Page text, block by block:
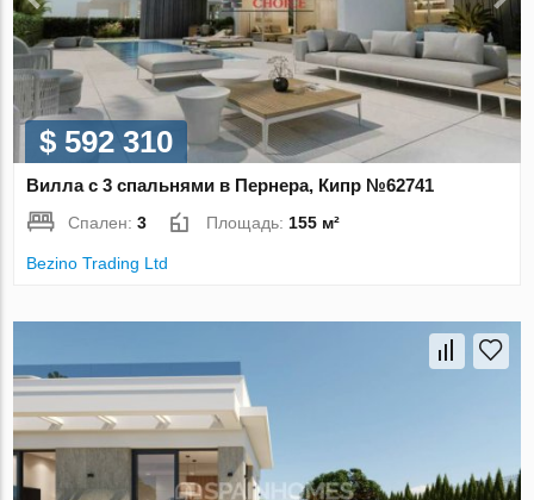
$ 592 310
Вилла с 3 спальнями в Пернера, Кипр №62741
Спален:3 Площадь: 155 м²
Bezino Trading Ltd